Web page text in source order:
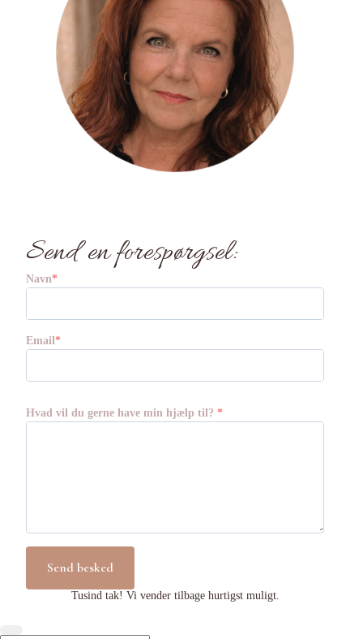
Send en forespørgsel:
Navn
Email
Hvad vil du gerne have min hjælp til?
Send besked
Tusind tak! Vi vender tilbage hurtigst muligt.